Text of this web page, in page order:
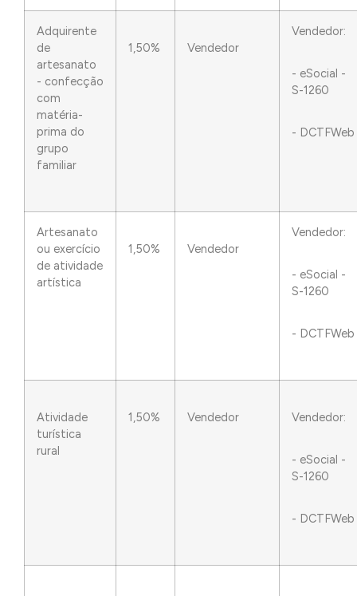
Adquirente
de
artesanato
- confecção
com
matéria-
prima do
grupo
familiar
1,50% Vendedor
Vendedor:
- eSocial -
S-1260
- DCTFWeb
Artesanato
ou exercício
de atividade
artística
1,50% Vendedor
Vendedor:
- eSocial -
S-1260
- DCTFWeb
Atividade
turística
rural
1,50% Vendedor Vendedor:
- eSocial -
S-1260
- DCTFWeb